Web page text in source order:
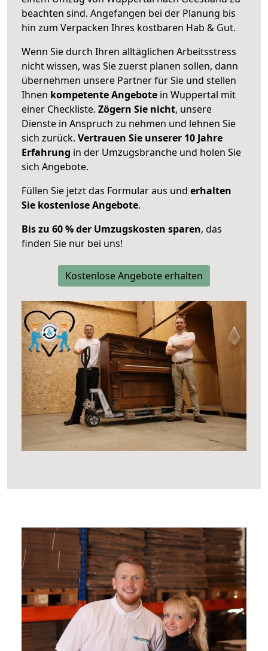
beachten sind. Angefangen bei der Planung bis
hin zum Verpacken Ihres kostbaren Hab & Gut.
Wenn Sie durch Ihren alltäglichen Arbeitsstress
nicht wissen, was Sie zuerst planen sollen, dann
übernehmen unsere Partner für Sie und stellen
Ihnen kompetente Angebote in Wuppertal mit
einer Checkliste. Zögern Sie nicht, unsere
Dienste in Anspruch zu nehmen und lehnen Sie
sich zurück. Vertrauen Sie unserer 10 Jahre
Erfahrung in der Umzugsbranche und holen Sie
sich Angebote.
Füllen Sie jetzt das Formular aus und erhalten
Sie kostenlose Angebote.
Bis zu 60 % der Umzugskosten sparen, das
finden Sie nur bei uns!
Kostenlose Angebote erhalten